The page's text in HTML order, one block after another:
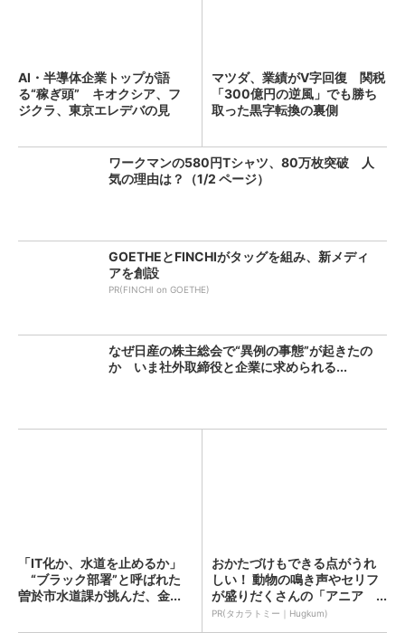
AI・半導体企業トップが語
る“稼ぎ頭” キオクシア、フ
ジクラ、東京エレデバの見
マツダ、業績がV字回復 関税
「300億円の逆風」でも勝ち
取った黒字転換の裏側
ワークマンの580円Tシャツ、80万枚突破 人
気の理由は？（1/2 ページ）
GOETHEとFINCHIがタッグを組み、新メディ
アを創設
PR(FINCHI on GOETHE)
なぜ日産の株主総会で“異例の事態”が起きたの
か いま社外取締役と企業に求められる...
「IT化か、水道を止めるか」
“ブラック部署”と呼ばれた
曽於市水道課が挑んだ、金...
おかたづけもできる点がうれ
しい！ 動物の鳴き声やセリフ
が盛りだくさんの「アニア ...
PR(タカラトミー｜Hugkum)